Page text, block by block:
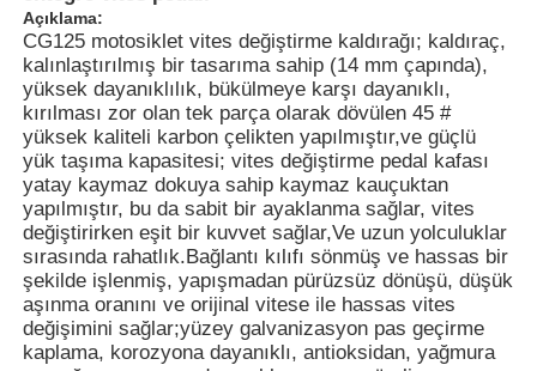
Açıklama:
CG125 motosiklet vites değiştirme kaldırağı; kaldıraç,
kalınlaştırılmış bir tasarıma sahip (14 mm çapında),
yüksek dayanıklılık, bükülmeye karşı dayanıklı,
kırılması zor olan tek parça olarak dövülen 45 #
yüksek kaliteli karbon çelikten yapılmıştır,ve güçlü
yük taşıma kapasitesi; vites değiştirme pedal kafası
yatay kaymaz dokuya sahip kaymaz kauçuktan
yapılmıştır, bu da sabit bir ayaklanma sağlar, vites
değiştirirken eşit bir kuvvet sağlar,Ve uzun yolculuklar
sırasında rahatlık.Bağlantı kılıfı sönmüş ve hassas bir
şekilde işlenmiş, yapışmadan pürüzsüz dönüşü, düşük
aşınma oranını ve orijinal vitese ile hassas vites
değişimini sağlar;yüzey galvanizasyon pas geçirme
kaplama, korozyona dayanıklı, antioksidan, yağmura